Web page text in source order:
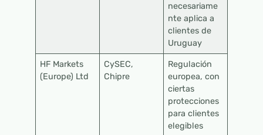
necesariame
nte aplica a
clientes de
Uruguay
HF Markets
(Europe) Ltd
CySEC,
Chipre
Regulación
europea, con
ciertas
protecciones
para clientes
elegibles